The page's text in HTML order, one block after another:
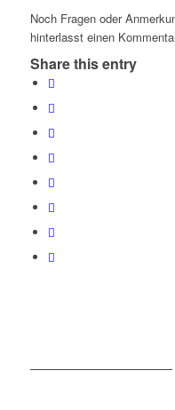
Noch Fragen oder
hinterlasst einen
Share this entry